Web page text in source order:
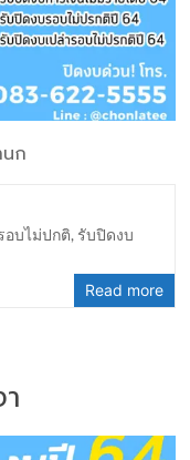
นก
อบไม่ปกติ, รับปิดงบ
Read more